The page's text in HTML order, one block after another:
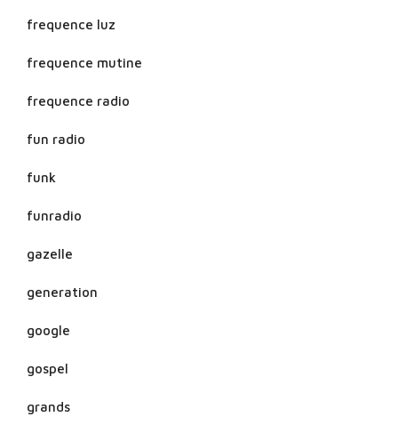
frequence luz
frequence mutine
frequence radio
fun radio
funk
funradio
gazelle
generation
google
gospel
grands